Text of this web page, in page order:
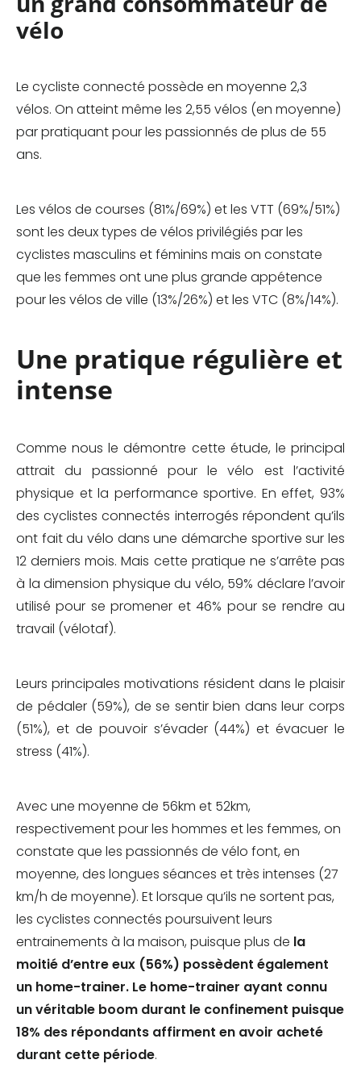
vélo
Le cycliste connecté possède en moyenne 2,3
vélos. On atteint même les 2,55 vélos (en moyenne)
par pratiquant pour les passionnés de plus de 55
ans.
Les vélos de courses (81%/69%) et les VTT (69%/51%)
sont les deux types de vélos privilégiés par les
cyclistes masculins et féminins mais on constate
que les femmes ont une plus grande appétence
pour les vélos de ville (13%/26%) et les VTC (8%/14%).
Une pratique régulière et
intense
Comme nous le démontre cette étude, le principal
attrait du passionné pour le vélo est l’activité
physique et la performance sportive. En effet, 93%
des cyclistes connectés interrogés répondent qu’ils
ont fait du vélo dans une démarche sportive sur les
12 derniers mois. Mais cette pratique ne s’arrête pas
à la dimension physique du vélo, 59% déclare l’avoir
utilisé pour se promener et 46% pour se rendre au
travail (vélotaf).
Leurs principales motivations résident dans le plaisir
de pédaler (59%), de se sentir bien dans leur corps
(51%), et de pouvoir s’évader (44%) et évacuer le
stress (41%).
Avec une moyenne de 56km et 52km,
respectivement pour les hommes et les femmes, on
constate que les passionnés de vélo font, en
moyenne, des longues séances et très intenses (27
km/h de moyenne). Et lorsque qu’ils ne sortent pas,
les cyclistes connectés poursuivent leurs
entrainements à la maison, puisque plus de la
moitié d’entre eux (56%) possèdent également
un home-trainer. Le home-trainer ayant connu
un véritable boom durant le confinement puisque
18% des répondants affirment en avoir acheté
durant cette période.